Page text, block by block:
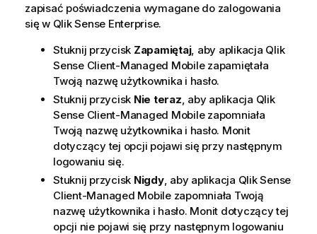
zapisać poświadczenia wymagane do zalogowania
się w Qlik Sense Enterprise.
Stuknij przycisk Zapamiętaj, aby aplikacja Qlik
Sense Client-Managed Mobilezapamiętała
Twoją nazwę użytkownika i hasło.
Stuknij przycisk Nie teraz, aby aplikacja Qlik
Sense Client-Managed Mobilezapomniała
Twoją nazwę użytkownika i hasło. Monit
dotyczący tej opcji pojawi się przy następnym
logowaniu się.
Stuknij przycisk Nigdy, aby aplikacja Qlik Sense
Client-Managed Mobilezapomniała Twoją
nazwę użytkownika i hasło. Monit dotyczący tej
opcji nie pojawi się przy następnym logowaniu